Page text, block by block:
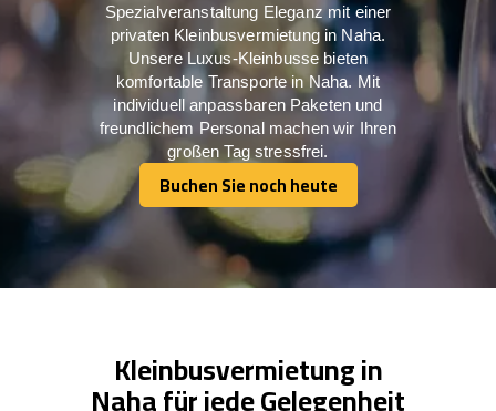
Spezialveranstaltung Eleganz mit einer
privaten Kleinbusvermietung in Naha.
Unsere Luxus-Kleinbusse bieten
komfortable Transporte in Naha. Mit
individuell anpassbaren Paketen und
freundlichem Personal machen wir Ihren
großen Tag stressfrei.
Buchen Sie noch heute
Buchen Sie noch heute
Kleinbusvermietung in
Naha für jede Gelegenheit